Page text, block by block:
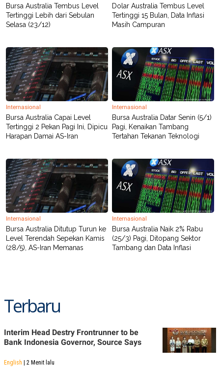
Bursa Australia Tembus Level
Tertinggi Lebih dari Sebulan
Selasa (23/12)
Dolar Australia Tembus Level
Tertinggi 15 Bulan, Data Inflasi
Masih Campuran
Internasional
Bursa Australia Capai Level
Tertinggi 2 Pekan Pagi Ini, Dipicu
Harapan Damai AS-Iran
Internasional
Bursa Australia Datar Senin (5/1)
Pagi, Kenaikan Tambang
Tertahan Tekanan Teknologi
Internasional
Bursa Australia Ditutup Turun ke
Level Terendah Sepekan Kamis
(28/5), AS-Iran Memanas
Internasional
Bursa Australia Naik 2% Rabu
(25/3) Pagi, Ditopang Sektor
Tambang dan Data Inflasi
Terbaru
Interim Head Destry Frontrunner to be
Bank Indonesia Governor, Source Says
English | 2 Menit lalu